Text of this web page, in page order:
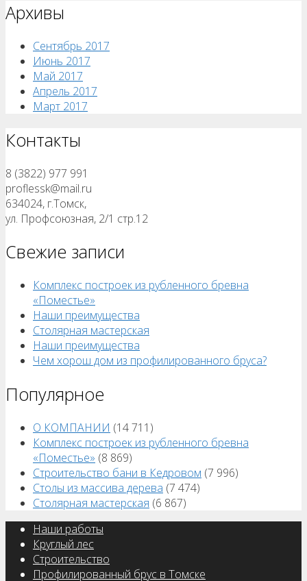
Архивы
Сентябрь 2017
Июнь 2017
Май 2017
Апрель 2017
Март 2017
Контакты
8 (3822) 977 991
proflessk@mail.ru
634024, г.Томск,
ул. Профсоюзная, 2/1 стр.12
Свежие записи
Комплекс построек из рубленного бревна
«Поместье»
Наши преимущества
Столярная мастерская
Наши преимущества
Чем хорош дом из профилированного бруса?
Популярное
О КОМПАНИИ (14 711)
Комплекс построек из рубленного бревна
«Поместье» (8 869)
Строительство бани в Кедровом (7 996)
Столы из массива дерева (7 474)
Столярная мастерская (6 867)
Наши работы
Круглый лес
Строительство
Профилированный брус в Томске